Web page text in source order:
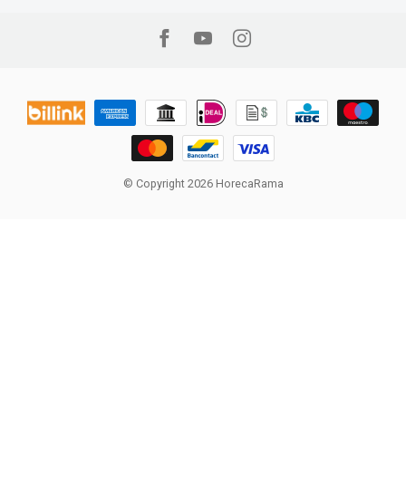
© Copyright 2026 HorecaRama